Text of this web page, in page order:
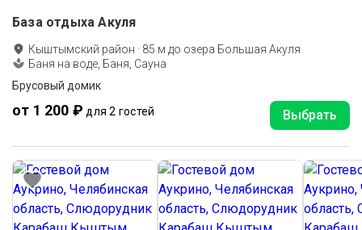
База отдыха Акуля
Кыштымский район · 85 м до озера Большая Акуля
Баня на воде, Баня, Сауна
Брусовый домик
от 1 200 ₽ для 2 гостей Выбрать